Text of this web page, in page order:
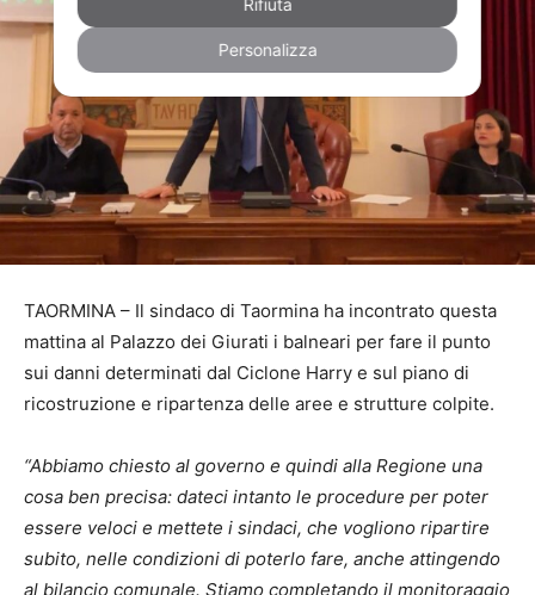
TAORMINA – Il sindaco di Taormina ha incontrato questa
mattina al Palazzo dei Giurati i balneari per fare il punto
sui danni determinati dal Ciclone Harry e sul piano di
ricostruzione e ripartenza delle aree e strutture colpite.
“Abbiamo chiesto al governo e quindi alla Regione una
cosa ben precisa: dateci intanto le procedure per poter
essere veloci e mettete i sindaci, che vogliono ripartire
subito, nelle condizioni di poterlo fare, anche attingendo
al bilancio comunale. Stiamo completando il monitoraggio
Personalizza